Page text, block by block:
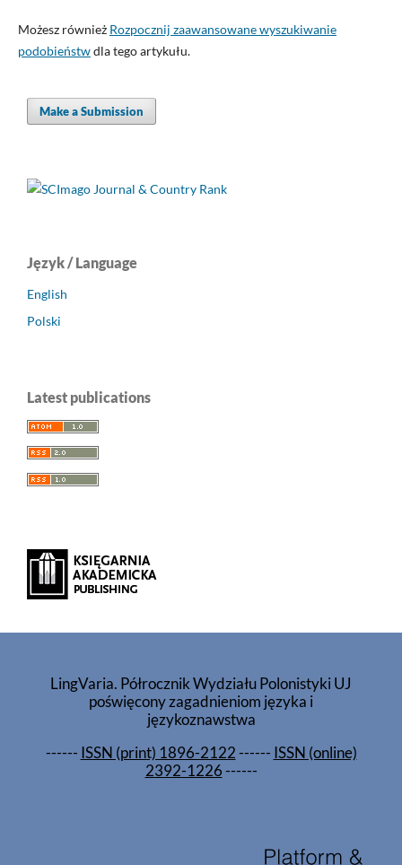
Możesz również Rozpocznij zaawansowane wyszukiwanie
podobieństwdla tego artykułu.
Make a Submission
Język / Language
English
Polski
Latest publications
LingVaria. Półrocznik Wydziału Polonistyki UJ
poświęcony zagadnieniom języka i
językoznawstwa
------ ISSN (print) 1896-2122------ ISSN (online)
2392-1226------